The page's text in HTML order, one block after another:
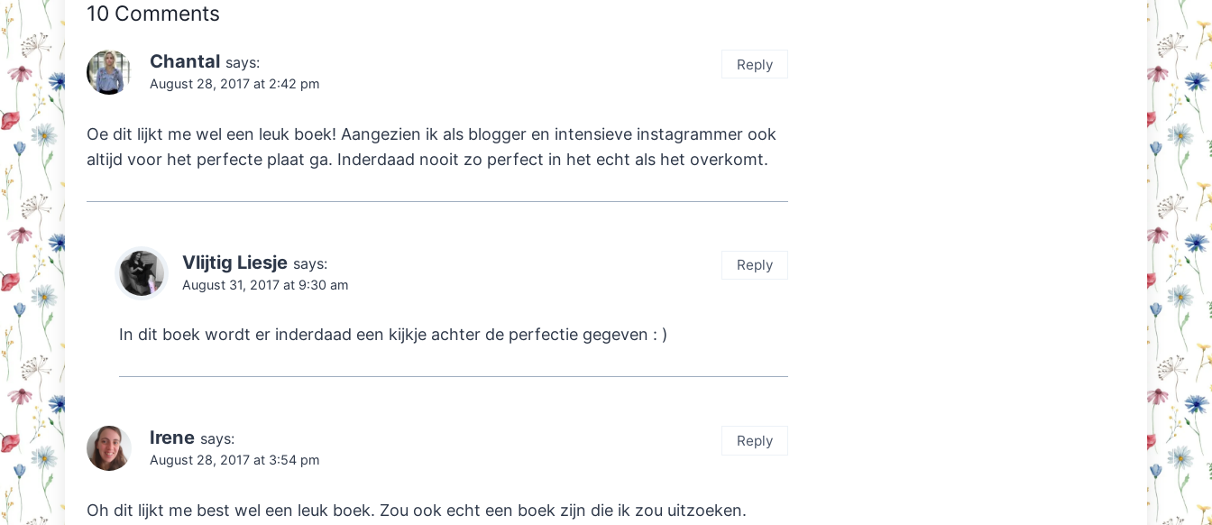
10 Comments
Chantal says:
August 28, 2017 at 2:42 pm
Oe dit lijkt me wel een leuk boek! Aangezien ik als blogger en intensieve instagrammer ook
altijd voor het perfecte plaat ga. Inderdaad nooit zo perfect in het echt als het overkomt.
Reply
Vlijtig Liesje says:
August 31, 2017 at 9:30 am
In dit boek wordt er inderdaad een kijkje achter de perfectie gegeven : )
Reply
Irene says:
August 28, 2017 at 3:54 pm
Oh dit lijkt me best wel een leuk boek. Zou ook echt een boek zijn die ik zou uitzoeken.
Reply